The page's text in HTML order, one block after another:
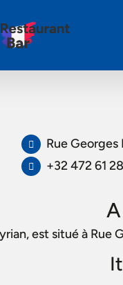
Rue Georges
+32 472 61
est situé à Rue